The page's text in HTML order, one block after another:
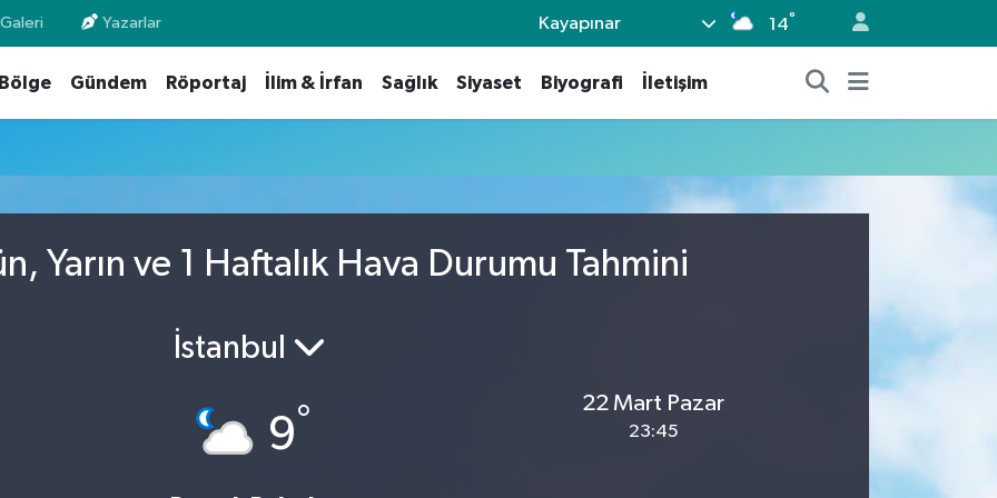
Yazarlar Kayapınar 14°
Bölge Gündem Röportaj İlim & İrfan Sağlık Siyaset Biyografi İletişim
Yarın ve 1 Haftalık Hava Durumu Tahmini
İstanbul
9°
22 Mart Pazar
23:45